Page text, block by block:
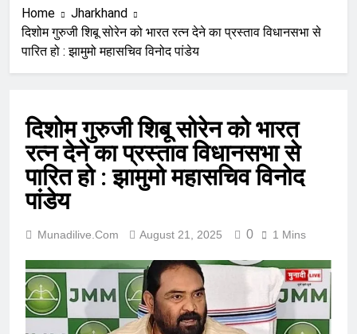
Home
Jharkhand
दिशोम गुरुजी शिबू सोरेन को भारत रत्न देने का प्रस्ताव विधानसभा से
पारित हो : झामुमो महासचिव विनोद पांडेय
दिशोम गुरुजी शिबू सोरेन को भारत
रत्न देने का प्रस्ताव विधानसभा से
पारित हो : झामुमो महासचिव विनोद
पांडेय
Munadilive.com August 21, 2025 0 1 Mins